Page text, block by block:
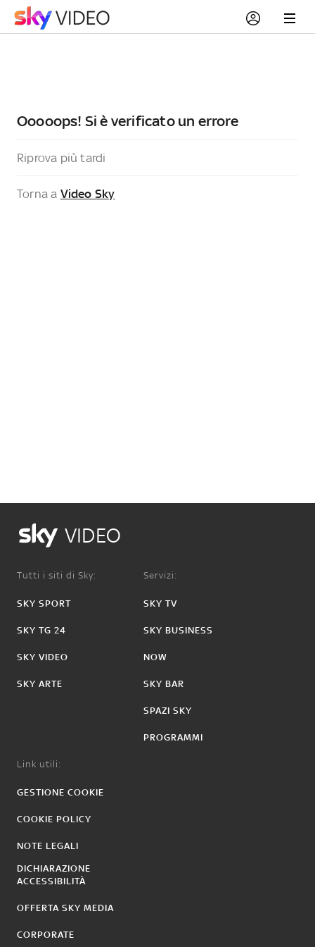
Ooooops! Si è verificato un errore
Riprova più tardi
Torna a Video Sky
VIDEO
Tutti i siti di Sky:
SKY SPORT
SKY TG 24
SKY VIDEO
SKY ARTE
Servizi:
SKY TV
SKY BUSINESS
NOW
SKY BAR
SPAZI SKY
PROGRAMMI
Link utili:
GESTIONE COOKIE
COOKIE POLICY
NOTE LEGALI
DICHIARAZIONE
ACCESSIBILITÀ
OFFERTA SKY MEDIA
CORPORATE